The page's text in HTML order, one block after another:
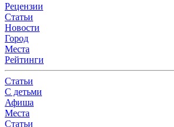
Рецензии
Статьи
Новости
Город
Места
Рейтинги
Статьи
С детьми
Афиша
Места
Статьи